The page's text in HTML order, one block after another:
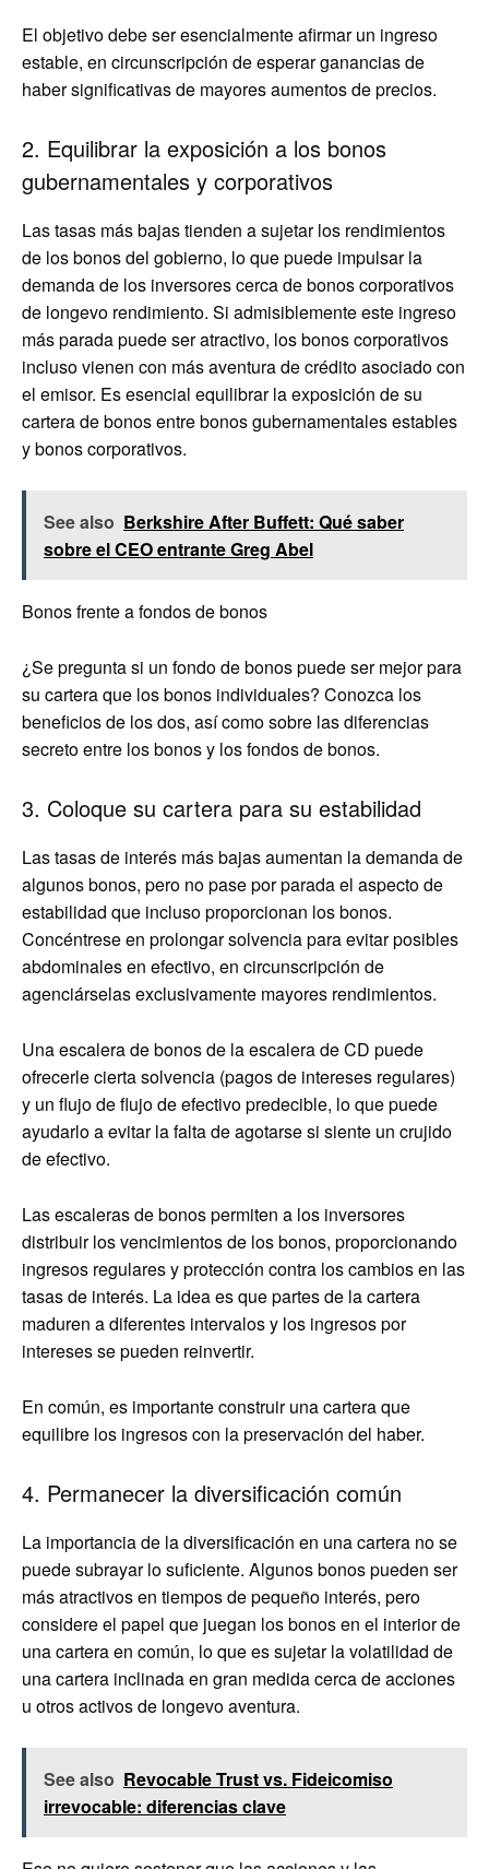
El objetivo debe ser esencialmente afirmar un ingreso
estable, en circunscripción de esperar ganancias de
haber significativas de mayores aumentos de precios.
2. Equilibrar la exposición a los bonos
gubernamentales y corporativos
Las tasas más bajas tienden a sujetar los rendimientos
de los bonos del gobierno, lo que puede impulsar la
demanda de los inversores cerca de bonos corporativos
de longevo rendimiento. Si admisiblemente este ingreso
más parada puede ser atractivo, los bonos corporativos
incluso vienen con más aventura de crédito asociado con
el emisor. Es esencial equilibrar la exposición de su
cartera de bonos entre bonos gubernamentales estables
y bonos corporativos.
See also Berkshire After Buffett: Qué saber
sobre el CEO entrante Greg Abel
Bonos frente a fondos de bonos
¿Se pregunta si un fondo de bonos puede ser mejor para
su cartera que los bonos individuales? Conozca los
beneficios de los dos, así como sobre las diferencias
secreto entre los bonos y los fondos de bonos.
3. Coloque su cartera para su estabilidad
Las tasas de interés más bajas aumentan la demanda de
algunos bonos, pero no pase por parada el aspecto de
estabilidad que incluso proporcionan los bonos.
Concéntrese en prolongar solvencia para evitar posibles
abdominales en efectivo, en circunscripción de
agenciárselas exclusivamente mayores rendimientos.
Una escalera de bonos de la escalera de CD puede
ofrecerle cierta solvencia (pagos de intereses regulares)
y un flujo de flujo de efectivo predecible, lo que puede
ayudarlo a evitar la falta de agotarse si siente un crujido
de efectivo.
Las escaleras de bonos permiten a los inversores
distribuir los vencimientos de los bonos, proporcionando
ingresos regulares y protección contra los cambios en las
tasas de interés. La idea es que partes de la cartera
maduren a diferentes intervalos y los ingresos por
intereses se pueden reinvertir.
En común, es importante construir una cartera que
equilibre los ingresos con la preservación del haber.
4. Permanecer la diversificación común
La importancia de la diversificación en una cartera no se
puede subrayar lo suficiente. Algunos bonos pueden ser
más atractivos en tiempos de pequeño interés, pero
considere el papel que juegan los bonos en el interior de
una cartera en común, lo que es sujetar la volatilidad de
una cartera inclinada en gran medida cerca de acciones
u otros activos de longevo aventura.
See also Revocable Trust vs. Fideicomiso
irrevocable: diferencias clave